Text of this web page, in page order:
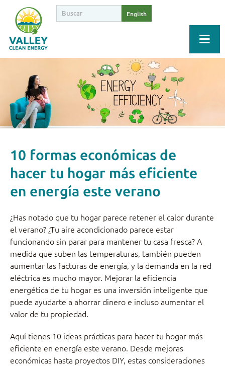
English
10 formas económicas de
hacer tu hogar más eficiente
en energía este verano
¿Has notado que tu hogar parece retener el calor durante
el verano? ¿Tu aire acondicionado parece estar
funcionando sin parar para mantener tu casa fresca? A
medida que suben las temperaturas, también pueden
aumentar las facturas de energía, y la demanda en la red
eléctrica es mucho mayor. Mejorar la eficiencia
energética de tu hogar es una inversión inteligente que
puede ayudarte a ahorrar dinero e incluso aumentar el
valor de tu propiedad.
Aquí tienes 10 ideas prácticas para hacer tu hogar más
eficiente en energía este verano. Desde mejoras
económicas hasta proyectos DIY, estas consideraciones